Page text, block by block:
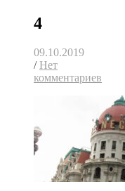
4
09.10.2019
/ Нет
комментариев